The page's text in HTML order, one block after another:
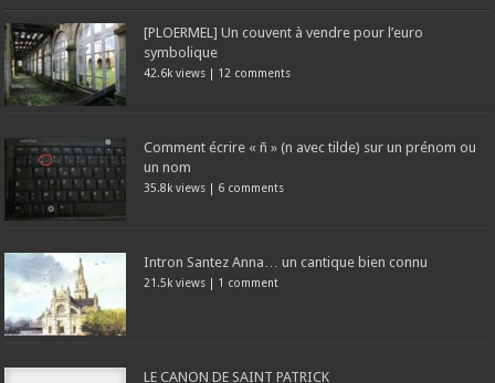
[PLOERMEL] Un couvent à vendre pour l’euro
symbolique
42.6k views | 12 comments
Comment écrire « ñ » (n avec tilde) sur un prénom ou
un nom
35.8k views | 6 comments
Intron Santez Anna… un cantique bien connu
21.5k views | 1 comment
LE CANON DE SAINT PATRICK